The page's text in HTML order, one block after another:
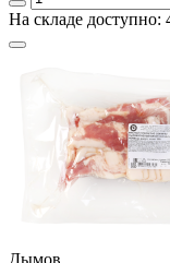
На складе доступно:
Дымов